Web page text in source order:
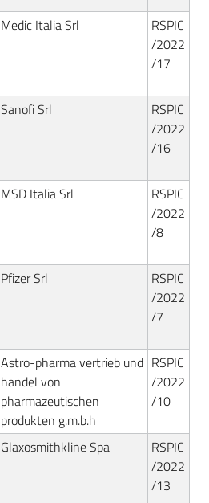
Medic Italia Srl
RSPIC
/2022
/17
Sanofi Srl
RSPIC
/2022
/16
MSD Italia Srl
RSPIC
/2022
/8
Pfizer Srl
RSPIC
/2022
/7
Astro-pharma vertrieb und
handel von
pharmazeutischen
produkten g.m.b.h
RSPIC
/2022
/10
Glaxosmithkline Spa
RSPIC
/2022
/13